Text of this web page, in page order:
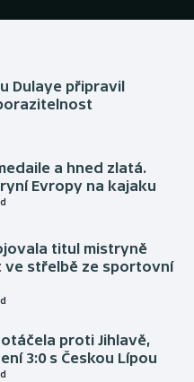
Dulaye připravil
a hned zlatá.
Evropy na kajaku
titul mistryně
ve střelbě ze sportovní
proti Jihlavě,
3:0 s Českou Lípou